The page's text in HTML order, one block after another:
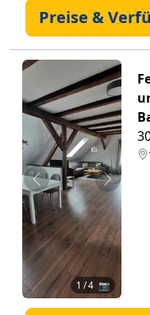
Preise &
Zurück Weiter
1 / 4 📷